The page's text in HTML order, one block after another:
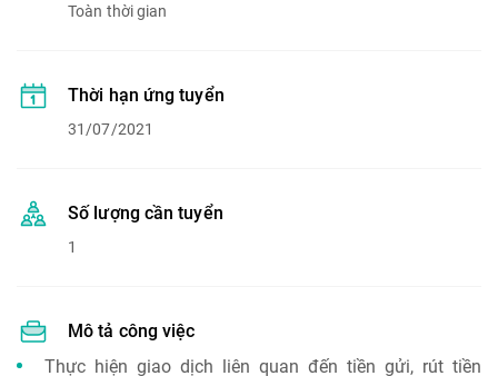
Toàn thời gian
Thời hạn ứng tuyển
31/07/2021
Số lượng cần tuyển
1
Mô tả công việc
Thực hiện giao dịch liên quan đến tiền gửi, rút tiền